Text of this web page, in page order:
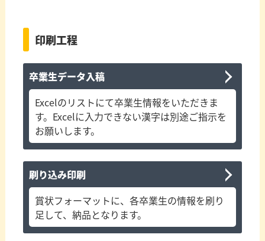
印刷工程
卒業生データ入稿
Excelのリストにて卒業生情報をいただきま
す。Excelに入力できない漢字は別途ご指示を
お願いします。
刷り込み印刷
賞状フォーマットに、各卒業生の情報を刷り
足して、納品となります。